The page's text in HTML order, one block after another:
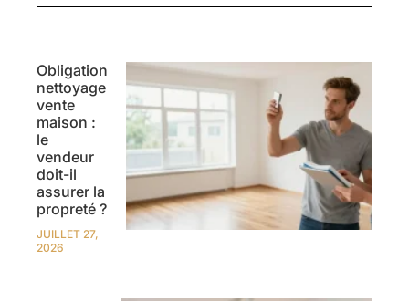
Obligation
nettoyage
vente
maison :
le
vendeur
doit-il
assurer la
propreté ?
JUILLET 27,
2026